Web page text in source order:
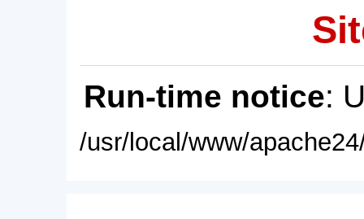
Run-time notice:
/usr/local/www/